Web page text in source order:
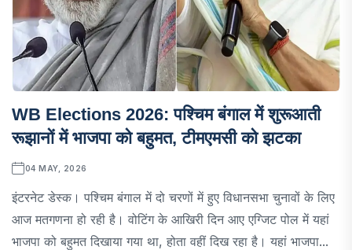
WB Elections 2026: पश्चिम बंगाल में शुरूआती
रूझानों में भाजपा को बहुमत, टीमएमसी को झटका
04 MAY, 2026
इंटरनेट डेस्क। पश्चिम बंगाल में दो चरणों में हुए विधानसभा चुनावों के लिए
आज मतगणना हो रही है। वोटिंग के आखिरी दिन आए एग्जिट पोल में यहां
भाजपा को बहुमत दिखाया गया था, होता वहीं दिख रहा है। यहां भाजपा...